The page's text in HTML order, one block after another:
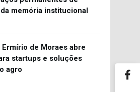
memória institucional
Ermírio de Moraes abre
startups e soluções
agro